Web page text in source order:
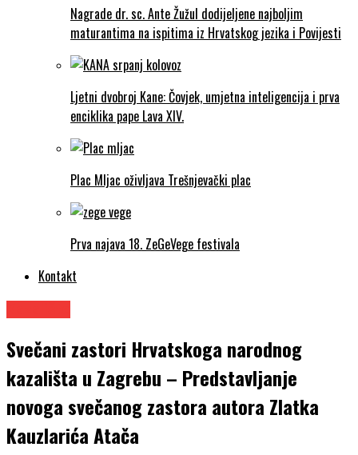
Nagrade dr. sc. Ante Žužul dodijeljene najboljim
maturantima na ispitima iz Hrvatskog jezika i Povijesti
Ljetni dvobroj Kane: Čovjek, umjetna inteligencija i prva
enciklika pape Lava XIV.
Plac Mljac oživljava Trešnjevački plac
Prva najava 18. ZeGeVege festivala
Kontakt
Svečani zastori Hrvatskoga narodnog
kazališta u Zagrebu – Predstavljanje
novoga svečanog zastora autora Zlatka
Kauzlarića Atača